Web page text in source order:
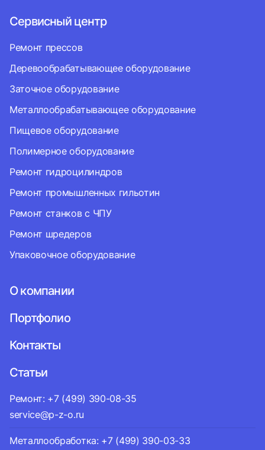
Сервисный центр
Ремонт прессов
Деревообрабатывающее оборудование
Заточное оборудование
Металлообрабатывающее оборудование
Пищевое оборудование
Полимерное оборудование
Ремонт гидроцилиндров
Ремонт промышленных гильотин
Ремонт станков с ЧПУ
Ремонт шредеров
Упаковочное оборудование
О компании
Портфолио
Контакты
Статьи
Ремонт: +7 (499) 390-08-35
service@p-z-o.ru
Металлообработка: +7 (499) 390-03-33